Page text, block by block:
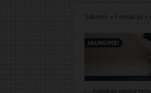
Sākums » Farmācija»